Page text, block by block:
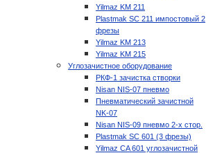
Yilmaz KM 211
Plastmak SC 211 импостовый 2
фрезы
Yilmaz KM 213
Yilmaz KM 215
Углозачистное оборудование
РКФ-1 зачистка створки
Nisan NIS-07 пневмо
Пневматический зачистной
NK-07
Nisan NIS-09 пневмо 2-х стор.
Plastmak SC 601 (3 фрезы)
Yilmaz CA 601 углозачистной